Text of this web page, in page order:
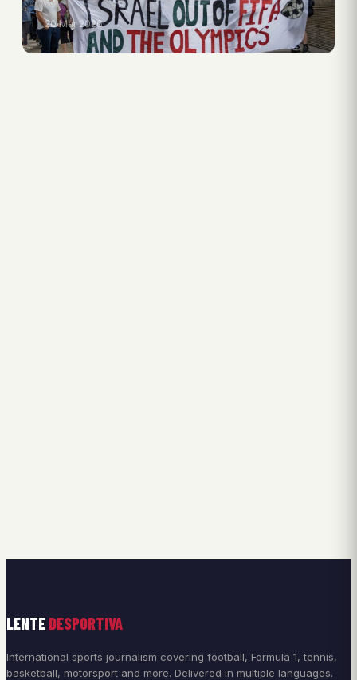
20 Mar 2026
LENTE DESPORTIVA
International sports journalism covering football, Formula 1, tennis,
basketball, motorsport and more. Delivered in multiple languages.